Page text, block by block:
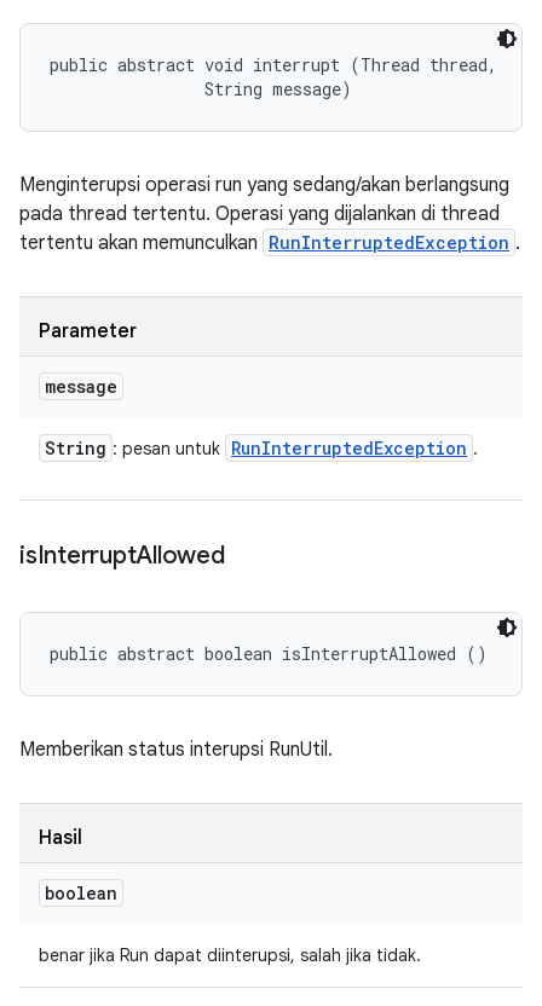
public abstract void interrupt (Thread thread,
                String message)
Menginterupsi operasi run yang sedang/akan berlangsung
pada thread tertentu. Operasi yang dijalankan di thread
tertentu akan memunculkan RunInterruptedException .
Parameter
message
String : pesan untuk RunInterruptedException .
isInterruptAllowed
public abstract boolean isInterruptAllowed ()
Memberikan status interupsi RunUtil.
Hasil
boolean
benar jika Run dapat diinterupsi, salah jika tidak.